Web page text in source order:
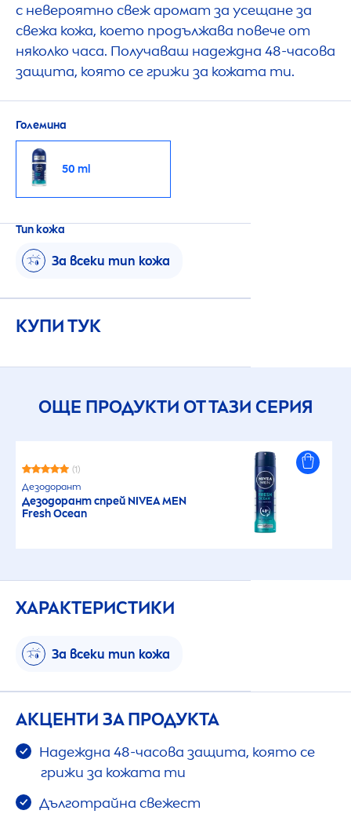
с невероятно свеж аромат за усещане за
свежа кожа, което продължава повече от
няколко часа. Получаваш надеждна 48-часова
защита, която се грижи за кожата ти.
Големина
50 ml
Тип кожа
За всеки тип кожа
КУПИ ТУК
ОЩЕ ПРОДУКТИ ОТ ТАЗИ СЕРИЯ
(1)
Дезодорант
Дезодорант спрей NIVEAMEN
FreshOcean
ХАРАКТЕРИСТИКИ
За всеки тип кожа
АКЦЕНТИ ЗА ПРОДУКТА
Надеждна 48-часова защита, която се
грижи за кожата ти
Дълготрайна свежест